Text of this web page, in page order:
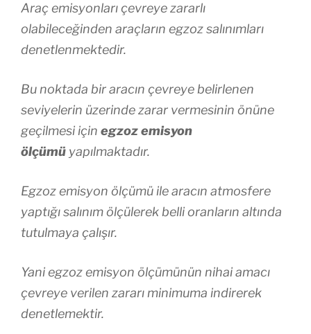
Araç emisyonları çevreye zararlı
olabileceğinden araçların egzoz salınımları
denetlenmektedir.
Bu noktada bir aracın çevreye belirlenen
seviyelerin üzerinde zarar vermesinin önüne
geçilmesi için egzoz emisyon
ölçümü yapılmaktadır.
Egzoz emisyon ölçümü ile aracın atmosfere
yaptığı salınım ölçülerek belli oranların altında
tutulmaya çalışır.
Yani egzoz emisyon ölçümünün nihai amacı
çevreye verilen zararı minimuma indirerek
denetlemektir.